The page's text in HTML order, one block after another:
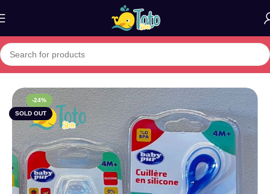
Home»Boutique»Pack Baby Pur : Sucette à Fruit & Cuillère en
-24%
SOLD OUT